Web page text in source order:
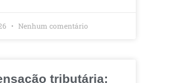
Nenhum comentário
tributária: